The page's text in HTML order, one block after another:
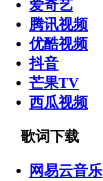
爱奇艺
腾讯视频
优酷视频
抖音
芒果TV
西瓜视频
歌词下载
网易云音乐